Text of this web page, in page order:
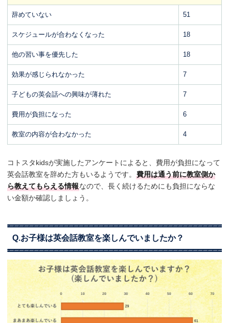
辞めていない 51
スケジュールが合わなくなった 18
他の習い事を優先した 18
効果が感じられなかった 7
子どもの英会話への興味が薄れた 7
費用が負担になった 6
教室の内容が合わなかった 4
コトスタkidsが実施したアンケートによると、費用が負担になって
英会話教室を辞めた方もいるようです。 費用は通う前に教室側か
ら教えてもらえる情報なので、長く続けるためにも負担にならな
い金額か確認しましょう。
Q.お子様は英会話教室を楽しんでいましたか？